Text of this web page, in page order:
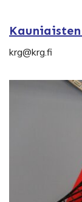
krg@krg.fi